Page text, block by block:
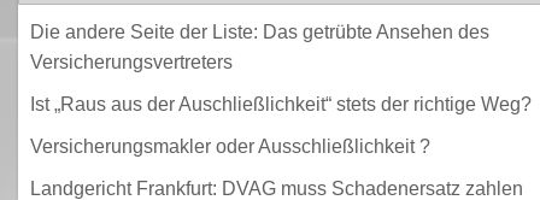
Die andere Seite der Liste: Das getrübte Ansehen des
Versicherungsvertreters
Ist „Raus aus der Auschließlichkeit“ stets der richtige Weg?
Versicherungsmakler oder Ausschließlichkeit ?
Landgericht Frankfurt: DVAG muss Schadenersatz zahlen